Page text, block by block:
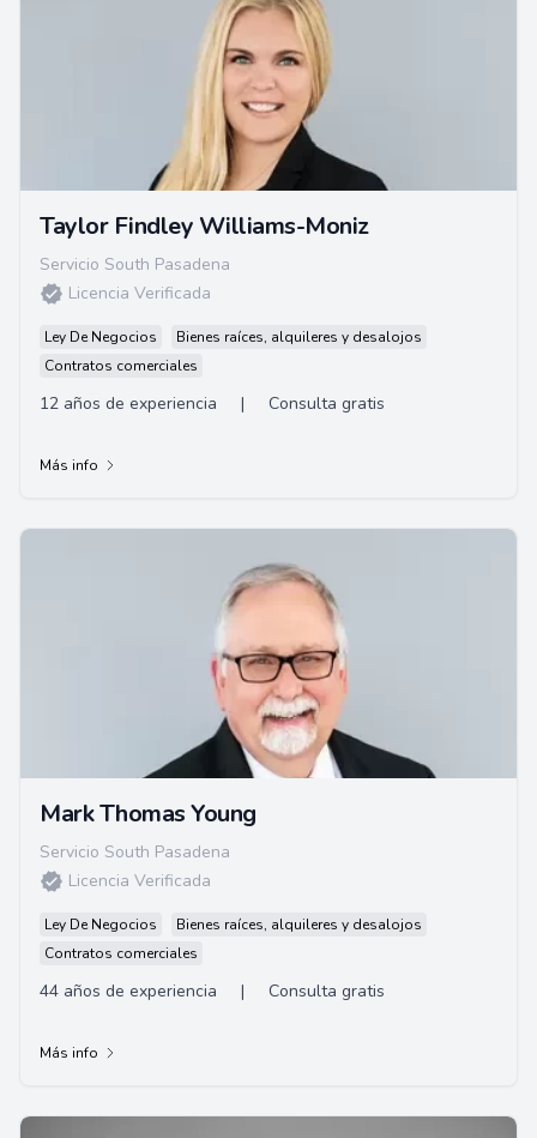
Taylor Findley Williams-Moniz
Servicio South Pasadena
Licencia Verificada
Ley De Negocios
Bienes raíces, alquileres y desalojos
Contratos comerciales
12 años de experiencia | Consulta gratis
Más info
Mark Thomas Young
Servicio South Pasadena
Licencia Verificada
Ley De Negocios
Bienes raíces, alquileres y desalojos
Contratos comerciales
44 años de experiencia | Consulta gratis
Más info